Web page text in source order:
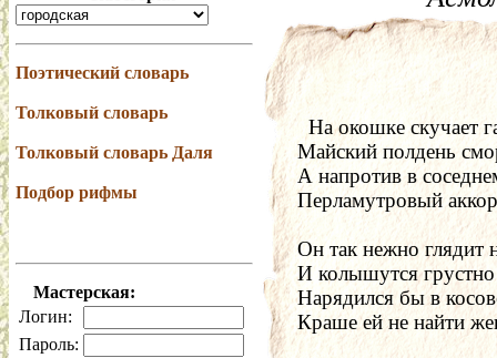
Поэтический словарь
Толковый словарь
Толковый словарь Даля
Подбор рифмы
Мастерская:
Логин:
Пароль:
­На окошке скучает
Майский полдень
А напротив в
Перламутровый
Он так нежно глядит
И колышутся
Нарядился бы в
Краше ей не найти